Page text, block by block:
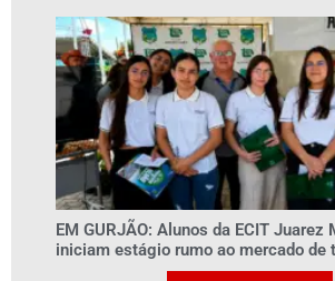
EM GURJÃO: Alunos da ECIT Juarez
iniciam estágio rumo ao mercado de